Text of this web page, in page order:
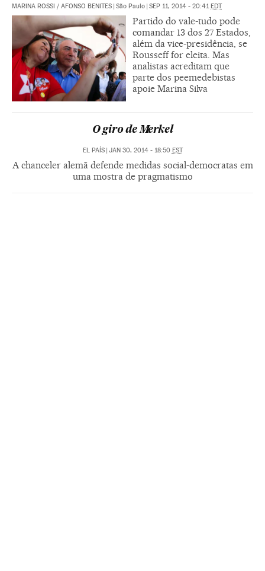
MARINA ROSSI / AFONSO BENITES São Paulo SEP 11, 2014 - 20:41 EDT
Partido do vale-tudo pode
comandar 13 dos 27 Estados,
além da vice-presidência, se
Rousseff for eleita. Mas
analistas acreditam que
parte dos peemedebistas
apoie Marina Silva
O giro de Merkel
EL PAÍS | JAN 30, 2014 - 18:50 EST
A chanceler alemã defende medidas social-democratas em
uma mostra de pragmatismo